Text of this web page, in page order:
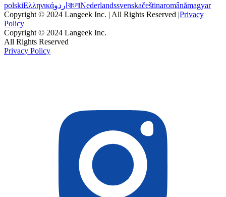
polskiΕλληνικάاردو বাংলাNederlandssvenskačeštinaromânămagyar
Copyright © 2024 Langeek Inc. | All Rights Reserved |Privacy
Policy
Copyright © 2024 Langeek Inc.
All Rights Reserved
Privacy Policy